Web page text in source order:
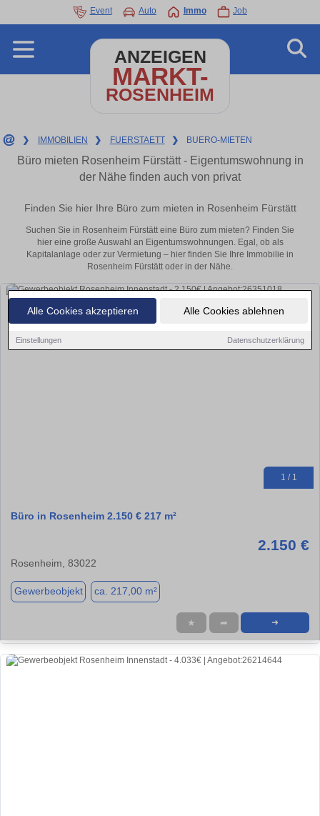
Alle Cookies akzeptieren Alle Cookies ablehnen
Einstellungen Datenschutzerklärung
Event Auto Immo Job
ANZEIGEN
MARKT-
ROSENHEIM
❯ IMMOBILIEN ❯ FUERSTAETT ❯ BUERO-MIETEN
Büro mieten Rosenheim Fürstätt - Eigentumswohnung in
der Nähe finden auch von privat
Finden Sie hier Ihre Büro zum mieten in Rosenheim Fürstätt
Suchen Sie in Rosenheim Fürstätt eine Büro zum mieten? Finden Sie
hier eine große Auswahl an Eigentumswohnungen. Egal, ob als
Kapitalanlage oder zur Vermietung – hier finden Sie Ihre Immobilie in
Rosenheim Fürstätt oder in der Nähe.
1 / 1
Büro in Rosenheim 2.150 € 217 m²
2.150 €
Rosenheim, 83022
Gewerbeobjekt ca. 217,00 m²
★ ➦ ➜